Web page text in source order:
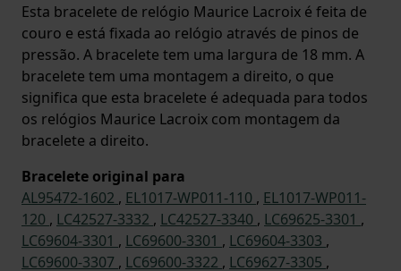
Esta bracelete de relógio Maurice Lacroix é feita de
couro e está fixada ao relógio através de pinos de
pressão. A bracelete tem uma largura de 18 mm. A
bracelete tem uma montagem a direito, o que
significa que esta bracelete é adequada para todos
os relógios Maurice Lacroix com montagem da
bracelete a direito.
Bracelete original para
AL95472-1602 , EL1017-WP011-110 , EL1017-WP011-
120 , LC42527-3332 , LC42527-3340 , LC69625-3301 ,
LC69604-3301 , LC69600-3301 , LC69604-3303 ,
LC69600-3307 , LC69600-3322 , LC69627-3305 ,